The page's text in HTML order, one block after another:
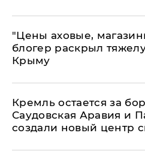
​"Цены аховые,
блогер раскрыл
Крыму
​Кремль остается за
Саудовская Аравия и
создали новый центр